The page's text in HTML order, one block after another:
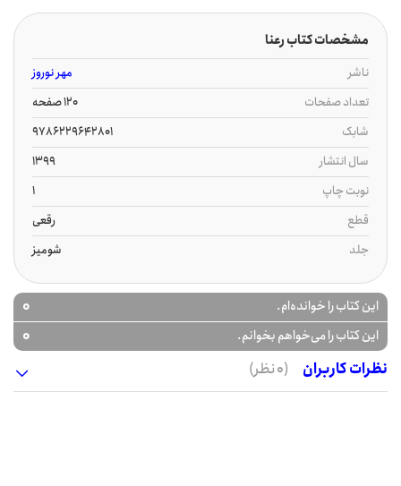
مشخصات کتاب رعنا
ناشر
مهر نوروز
تعداد صفحات
120 صفحه
شابک
9786229642801
سال انتشار
1399
نوبت چاپ
1
قطع
رقعی
جلد
شومیز
این کتاب را خوانده‌ام. 0
این کتاب را می‌خواهم بخوانم.
0
نظرات کاربران
(0 نظر)